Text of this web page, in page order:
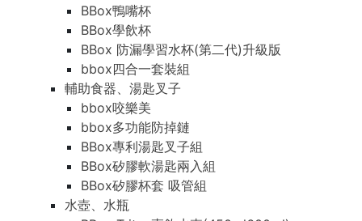
BBox鴨嘴杯
BBox學飲杯
BBox 防漏學習水杯(第二代)升級版
bbox四合一套裝組
輔助食器、湯匙叉子
bbox咬樂美
bbox多功能防掉鏈
BBox專利湯匙叉子組
BBox矽膠軟湯匙兩入組
BBox矽膠杯套 吸管組
水壺、水瓶